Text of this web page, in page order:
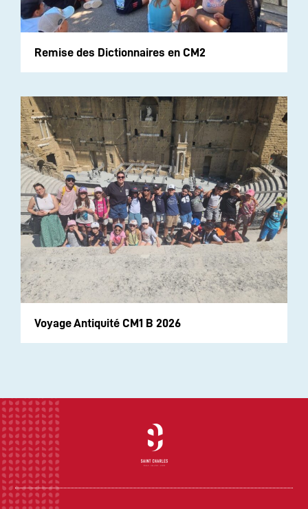
Remise des Dictionnaires en CM2
Voyage Antiquité CM1 B 2026